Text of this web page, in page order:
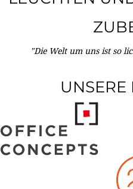
"Die Welt um uns ist so
UNSERE